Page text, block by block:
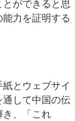
ができると思
力を証明する
とウェブサイ
して中国の伝
、「これ